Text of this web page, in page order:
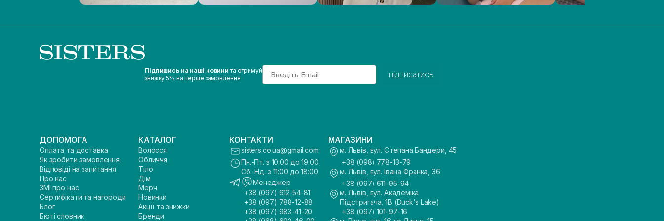
Підпишись на наші новини та отримуй
знижку 5% на перше замовлення
Email
підписатись
ДОПОМОГА
Оплата та доставка
Як зробити замовлення
Відповіді на запитання
Про нас
ЗМІ про нас
Сертифікати та нагороди
Блог
Бюті словник
КАТАЛОГ
Волосся
Обличчя
Тіло
Дім
Мерч
Новинки
Акції та знижки
Бренди
КОНТАКТИ
sisters.co.ua@gmail.com
Пн.-Пт. з 10:00 до 19:00
Сб.-Нд. з 11:00 до 18:00
Менеджер
+38 (097) 612-54-81
+38 (097) 788-12-88
+38 (097) 983-41-20
МАГАЗИНИ
м. Львів, вул. Степана Бандери, 45
+38 (098) 778-13-79
м. Львів, вул. Івана Франка, 36
+38 (097) 611-95-94
м. Львів, вул. Академіка
Підстригача, 1В (Duck's Lake)
+38 (097) 101-97-16